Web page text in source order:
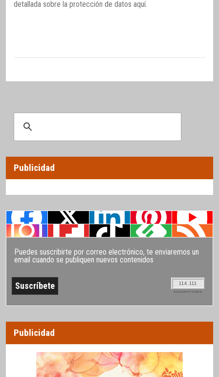
detallada sobre la protección de datos aquí.
Publicidad
Puedes suscribirte por correo electrónico, te enviaremos un
email cuando se publiquen nuevos contenidos
114.111
SUSCRIPTORES
Publicidad